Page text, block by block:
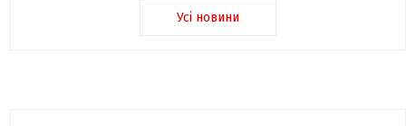
Усі новини